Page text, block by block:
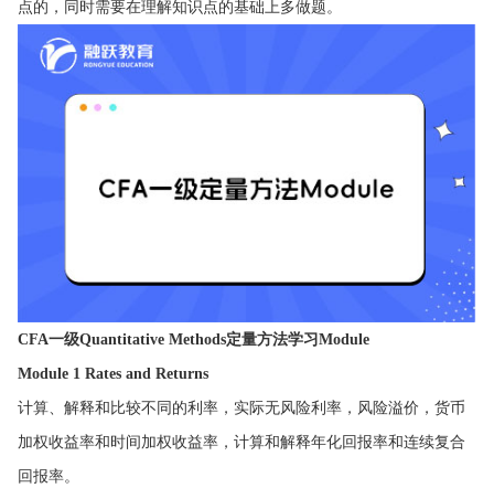
点的，同时需要在理解知识点的基础上多做题。
CFA一级Quantitative Methods定量方法学习Module
Module 1 Rates and Returns
计算、解释和比较不同的利率，实际无风险利率，风险溢价，货币
加权收益率和时间加权收益率，计算和解释年化回报率和连续复合
回报率。